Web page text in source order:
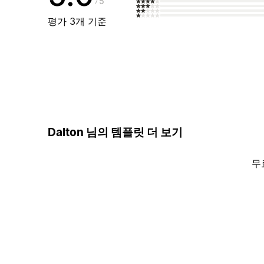
평가 3개 기준
Dalton 님의 템플릿 더 보기
무